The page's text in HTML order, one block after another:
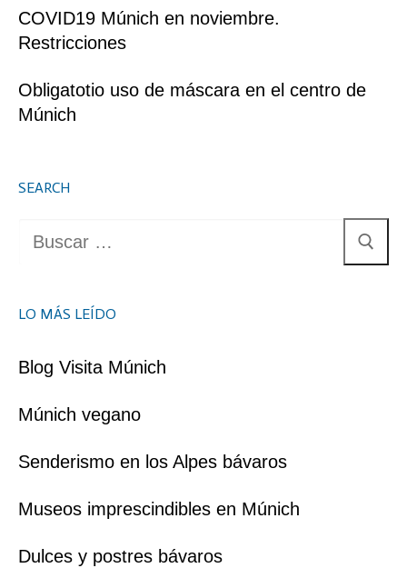
COVID19 Múnich en noviembre.
Restricciones
Obligatotio uso de máscara en el centro de
Múnich
SEARCH
LO MÁS LEÍDO
Blog Visita Múnich
Múnich vegano
Senderismo en los Alpes bávaros
Museos imprescindibles en Múnich
Dulces y postres bávaros